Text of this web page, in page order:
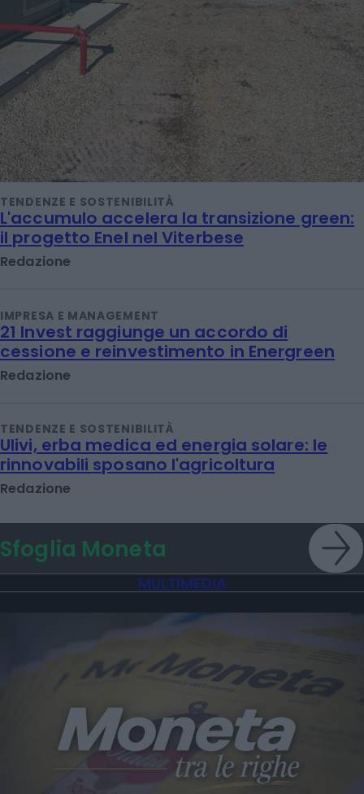
TENDENZE E SOSTENIBILITÀ
L'accumulo accelera la transizione green:
il progetto Enel nel Viterbese
Redazione
IMPRESA E MANAGEMENT
21 Invest raggiunge un accordo di
cessione e reinvestimento in Energreen
Redazione
TENDENZE E SOSTENIBILITÀ
Ulivi, erba medica ed energia solare: le
rinnovabili sposano l'agricoltura
Redazione
Sfoglia Moneta
MULTIMEDIA